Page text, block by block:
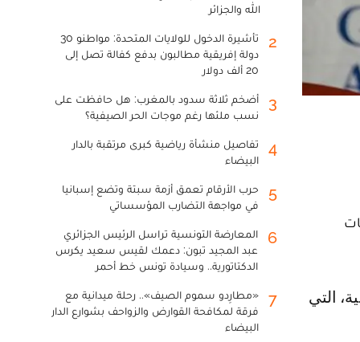
الله والجزائر
2
تأشيرة الدخول للولايات المتحدة: مواطنو 30
دولة إفريقية مطالبون بدفع كفالة تصل إلى
20 ألف دولار
3
أضخم ثلاثة سدود بالمغرب: هل حافظت على
نسب ملئها رغم موجات الحر الصيفية؟
4
تفاصيل منشأة رياضية كبرى مرتقبة بالدار
البيضاء
5
حرب الأرقام تعمق أزمة سبتة وتضع إسبانيا
في مواجهة التضارب المؤسساتي
6
المعارضة التونسية تراسل الرئيس الجزائري
عبد المجيد تبون: دعمك لقيس سعيد يكرس
الدكتاتورية.. وسيادة تونس خط أحمر
7
«مطارِدو سموم الصيف».. رحلة ميدانية مع
فرقة لمكافحة القوارض والزواحف بشوارع الدار
البيضاء